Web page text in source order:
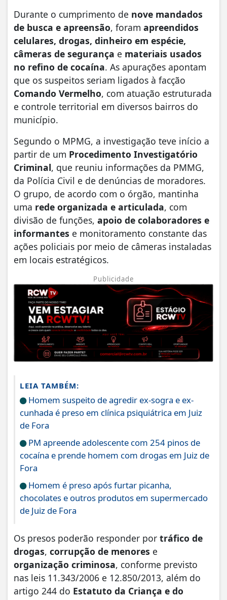
Durante o cumprimento de nove mandados
de busca e apreensão, foram apreendidos
celulares, drogas, dinheiro em espécie,
câmeras de segurança e materiais usados
no refino de cocaína. As apurações apontam
que os suspeitos seriam ligados à facção
Comando Vermelho, com atuação estruturada
e controle territorial em diversos bairros do
município.
Segundo o MPMG, a investigação teve início a
partir de um Procedimento Investigatório
Criminal, que reuniu informações da PMMG,
da Polícia Civil e de denúncias de moradores.
O grupo, de acordo com o órgão, mantinha
uma rede organizada e articulada, com
divisão de funções, apoio de colaboradores e
informantes e monitoramento constante das
ações policiais por meio de câmeras instaladas
em locais estratégicos.
Publicidade
LEIA TAMBÉM:
Homem suspeito de agredir ex-sogra e ex-
cunhada é preso em clínica psiquiátrica em Juiz
de Fora
PM apreende adolescente com 254 pinos de
cocaína e prende homem com drogas em Juiz de
Fora
Homem é preso após furtar picanha,
chocolates e outros produtos em supermercado
de Juiz de Fora
Os presos poderão responder por tráfico de
drogas, corrupção de menores e
organização criminosa, conforme previsto
nas leis 11.343/2006 e 12.850/2013, além do
artigo 244 do Estatuto da Criança e do